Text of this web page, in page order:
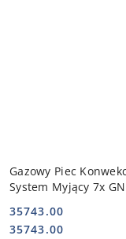
Gazowy Piec
System Myjący 7x
Cena:
35743.00
Cena:
35743.00